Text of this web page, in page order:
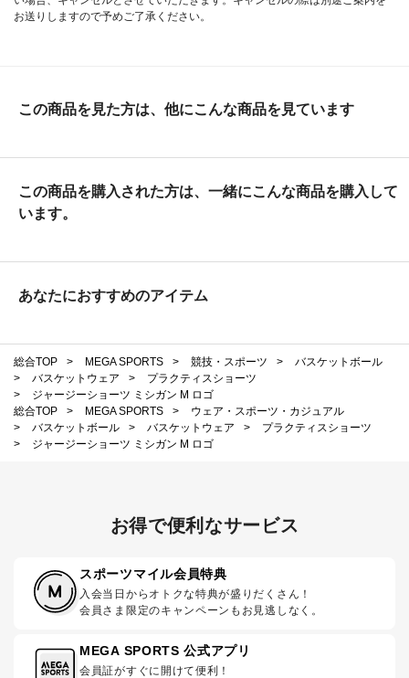
お送りしますので予めご了承ください。
この商品を見た方は、他にこんな商品を見ています
この商品を購入された方は、一緒にこんな商品を購入して
います。
あなたにおすすめのアイテム
総合TOP > MEGA SPORTS > 競技・スポーツ >
バスケットボール
>
バスケットウェア >
プラクティスショーツ
>
ジャージーショーツ ミシガン M ロゴ
総合TOP
> MEGA SPORTS >
ウェア・スポーツ・カジュアル
>
バスケットボール > バスケットウェア >
プラクティスショーツ
>
ジャージーショーツ ミシガン M ロゴ
お得で便利なサービス
スポーツマイル会員特典
入会当日からオトクな特典が盛りだくさん！
会員さま限定のキャンペーンもお見逃しなく。
MEGA SPORTS 公式アプリ
会員証がすぐに開けて便利！